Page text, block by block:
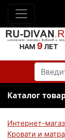
НАМ 9 ЛЕТ
Каталог
Интернет-
Кровати и